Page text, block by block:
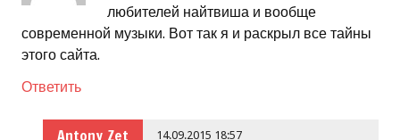
любителей найтвиша и вообще
современной музыки. Вот так я и раскрыл все тайны
этого сайта.
Ответить
Antony_Zet 14.09.2015 18:57